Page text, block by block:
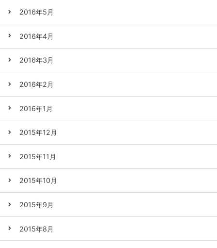
2016年5月
2016年4月
2016年3月
2016年2月
2016年1月
2015年12月
2015年11月
2015年10月
2015年9月
2015年8月